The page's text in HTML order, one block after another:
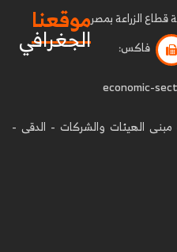
الزراعة بمصر
فاكس:
مبنى الهيئات والشركات - الدقى -
موقعنا
الجغرافي